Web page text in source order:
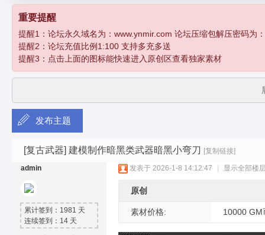
孽
传
重要提醒
提醒1：论坛永久域名为：www.ynmir.com 论坛压缩包解压密码为
提醒2：论坛充值比例1:100 支持多充多送
提醒3：点击上面的图标能快速进入原创区查看独家素材
发布主题
[复古武器] 建模制作暗黑类武器暗黑小弯刀 [复制链接]
admin
累计签到：1981 天
连续签到：14 天
发表于 2026-1-8 14:12:47 显示全部楼
原创
素材价格: 10000 GM